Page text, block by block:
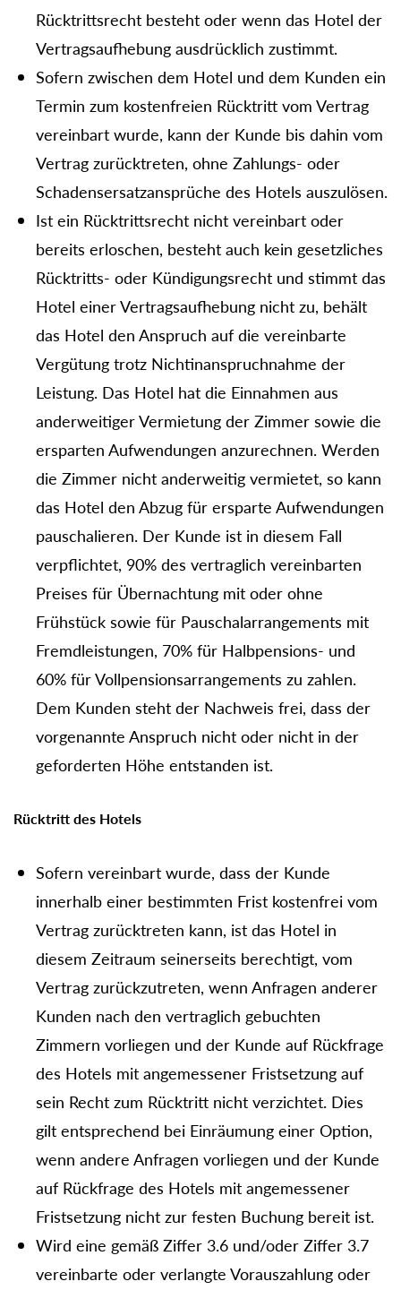
Rücktrittsrecht besteht oder wenn das Hotel der
Vertragsaufhebung ausdrücklich zustimmt.
Sofern zwischen dem Hotel und dem Kunden ein
Termin zum kostenfreien Rücktritt vom Vertrag
vereinbart wurde, kann der Kunde bis dahin vom
Vertrag zurücktreten, ohne Zahlungs- oder
Schadensersatzansprüche des Hotels auszulösen.
Ist ein Rücktrittsrecht nicht vereinbart oder
bereits erloschen, besteht auch kein gesetzliches
Rücktritts- oder Kündigungsrecht und stimmt das
Hotel einer Vertragsaufhebung nicht zu, behält
das Hotel den Anspruch auf die vereinbarte
Vergütung trotz Nichtinanspruchnahme der
Leistung. Das Hotel hat die Einnahmen aus
anderweitiger Vermietung der Zimmer sowie die
ersparten Aufwendungen anzurechnen. Werden
die Zimmer nicht anderweitig vermietet, so kann
das Hotel den Abzug für ersparte Aufwendungen
pauschalieren. Der Kunde ist in diesem Fall
verpflichtet, 90% des vertraglich vereinbarten
Preises für Übernachtung mit oder ohne
Frühstück sowie für Pauschalarrangements mit
Fremdleistungen, 70% für Halbpensions- und
60% für Vollpensionsarrangements zu zahlen.
Dem Kunden steht der Nachweis frei, dass der
vorgenannte Anspruch nicht oder nicht in der
geforderten Höhe entstanden ist.
Rücktritt des Hotels
Sofern vereinbart wurde, dass der Kunde
innerhalb einer bestimmten Frist kostenfrei vom
Vertrag zurücktreten kann, ist das Hotel in
diesem Zeitraum seinerseits berechtigt, vom
Vertrag zurückzutreten, wenn Anfragen anderer
Kunden nach den vertraglich gebuchten
Zimmern vorliegen und der Kunde auf Rückfrage
des Hotels mit angemessener Fristsetzung auf
sein Recht zum Rücktritt nicht verzichtet. Dies
gilt entsprechend bei Einräumung einer Option,
wenn andere Anfragen vorliegen und der Kunde
auf Rückfrage des Hotels mit angemessener
Fristsetzung nicht zur festen Buchung bereit ist.
Wird eine gemäß Ziffer 3.6 und/oder Ziffer 3.7
vereinbarte oder verlangte Vorauszahlung oder